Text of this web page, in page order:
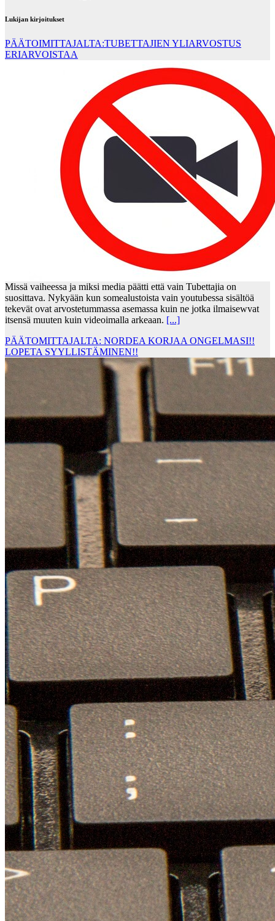
Lukijan kirjoitukset
PÄÄTOIMITTAJALTA:TUBETTAJIEN YLIARVOSTUS
ERIARVOISTAA
Missä vaiheessa ja miksi media päätti että vain Tubettajia on
suosittava. Nykyään kun somealustoista vain youtubessa sisältöä
tekevät ovat arvostetummassa asemassa kuin ne jotka ilmaisewvat
itsensä muuten kuin videoimalla arkeaan. [...]
PÄÄTOMITTAJALTA: NORDEA KORJAA ONGELMASI!!
LOPETA SYYLLISTÄMINEN!!